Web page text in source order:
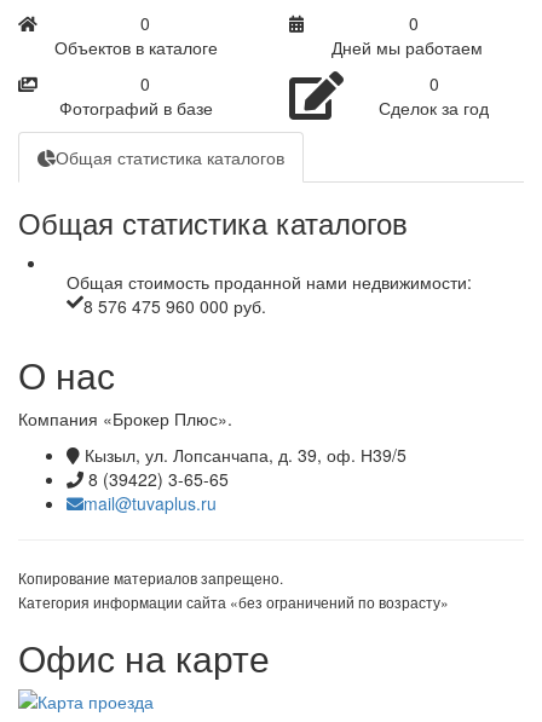
0
Объектов в каталоге
0
Дней мы работаем
0
Фотографий в базе
0
Сделок за год
Общая статистика каталогов
Общая статистика каталогов
Общая стоимость проданной нами недвижимости:
8 576 475 960 000 руб.
О нас
Компания «Брокер Плюс».
Кызыл, ул. Лопсанчапа, д. 39, оф. Н39/5
8 (39422) 3-65-65
mail@tuvaplus.ru
Копирование материалов запрещено.
Категория информации сайта «без ограничений по возрасту»
Офис на карте